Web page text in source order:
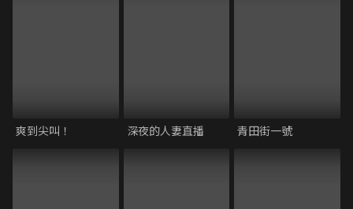
爽到尖叫！ 深夜的人妻直播 青田街一號